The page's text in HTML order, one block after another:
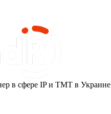
в сфере IP и ТМТ в Украине